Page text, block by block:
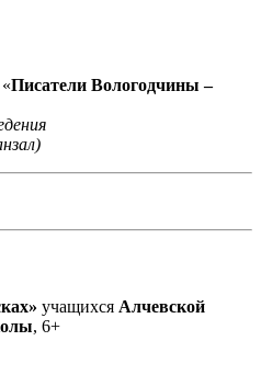
Писатели Вологодчины –
учащихся Алчевской
, 6+